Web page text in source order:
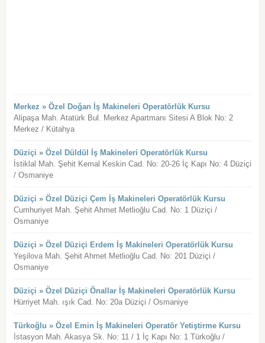
Merkez » Özel Doğan İş Makineleri Operatörlük Kursu
Alipaşa Mah. Atatürk Bul. Merkez Apartmanı Sitesi A Blok No: 2
Merkez / Kütahya
Düziçi » Özel Düldül İş Makineleri Operatörlük Kursu
İstiklal Mah. Şehit Kemal Keskin Cad. No: 20-26 İç Kapı No: 4 Düziçi
/ Osmaniye
Düziçi » Özel Düziçi Çem İş Makineleri Operatörlük Kursu
Cumhuriyet Mah. Şehit Ahmet Metlioğlu Cad. No: 1 Düziçi /
Osmaniye
Düziçi » Özel Düziçi Erdem İş Makineleri Operatörlük Kursu
Yeşilova Mah. Şehit Ahmet Metlioğlu Cad. No: 201 Düziçi /
Osmaniye
Düziçi » Özel Düziçi Önallar İş Makineleri Operatörlük Kursu
Hürriyet Mah. ışık Cad. No: 20a Düziçi / Osmaniye
Türkoğlu » Özel Emin İş Makineleri Operatör Yetiştirme Kursu
İstasyon Mah. Akasya Sk. No: 11 / 1 İç Kapı No: 1 Türkoğlu /